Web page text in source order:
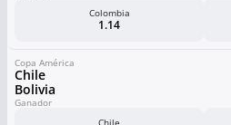
Colombia
1.14
Copa América
Chile
Bolivia
Ganador
Chile